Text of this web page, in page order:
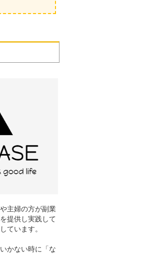
主婦の方が副業
提供し実践して
ています。
かない時に「な